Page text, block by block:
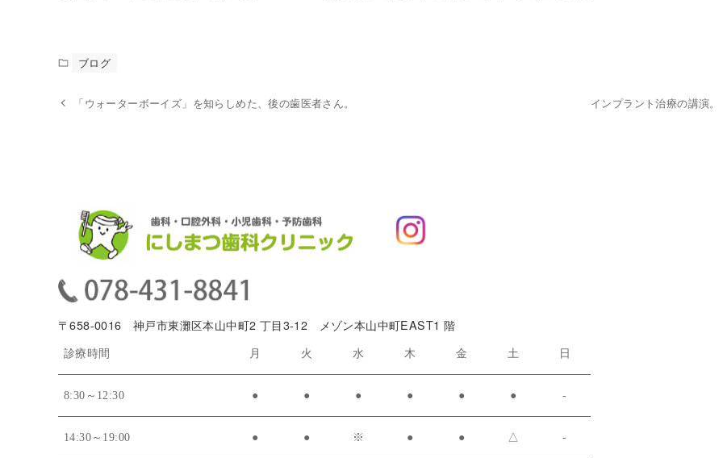
ブログ
「ウォーターボーイズ」を知らしめた、後の歯医者さん。 インプラント治療の講演。
〒658-0016 神戸市東灘区本山中町2 丁目3-12 メゾン本山中町EAST1 階
診療時間 月 火 水 木 金 土 日
8:30～12:30 ● ● ● ● ● ● -
14:30～19:00 ● ● ※ ● ● △ -